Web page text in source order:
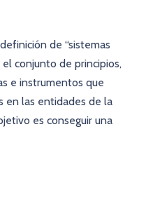
de “sistemas
conjunto de principios,
e instrumentos que
en las entidades de la
es conseguir una